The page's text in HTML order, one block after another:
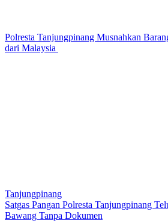
Polresta Tanjungpinang Musnahkan
dari Malaysia
Tanjungpinang
Satgas Pangan Polresta Tanjungpinang
Bawang Tanpa Dokumen